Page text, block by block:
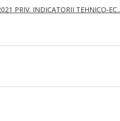
PRIV. INDICATORII TEHNICO-